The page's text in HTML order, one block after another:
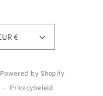
Nederland | EUR €
Powered by Shopify
Privacybeleid